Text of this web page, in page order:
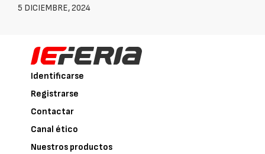
5 DICIEMBRE, 2024
Identificarse
Registrarse
Contactar
Canal ético
Nuestros productos